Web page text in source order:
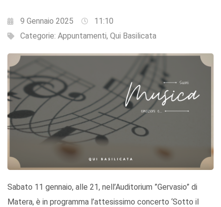
9 Gennaio 2025
11:10
Categorie: Appuntamenti, Qui Basilicata
Sabato 11 gennaio, alle 21, nell’Auditorium ”Gervasio” di
Matera, è in programma l’attesissimo concerto ‘Sotto il